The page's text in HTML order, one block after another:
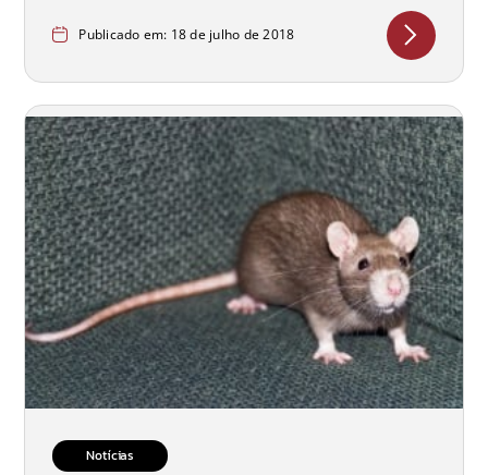
Publicado em: 18 de julho de 2018
Notícias